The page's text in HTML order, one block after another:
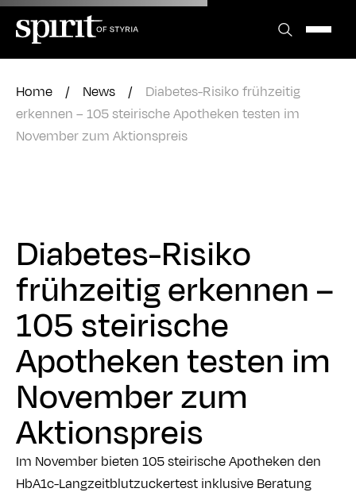
Zum
Inhalt
springen
Home
/ News /
Diabetes-Risiko frühzeitig
erkennen – 105 steirische Apotheken testen im
November zum Aktionspreis
Diabetes-Risiko
frühzeitig erkennen –
105 steirische
Apotheken testen im
November zum
Aktionspreis
Im November bieten 105 steirische Apotheken den
HbA1c-Langzeitblutzuckertest inklusive Beratung